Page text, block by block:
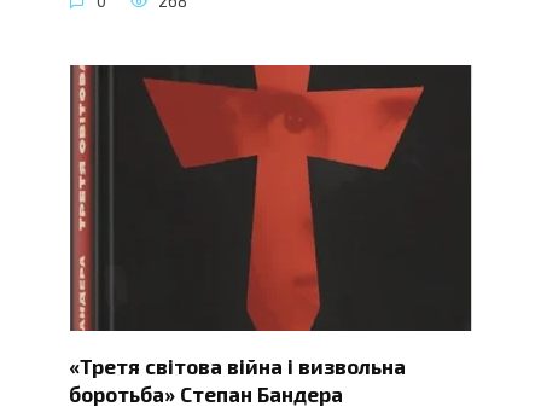
«Третя світова війна і визвольна
боротьба» Степан Бандера